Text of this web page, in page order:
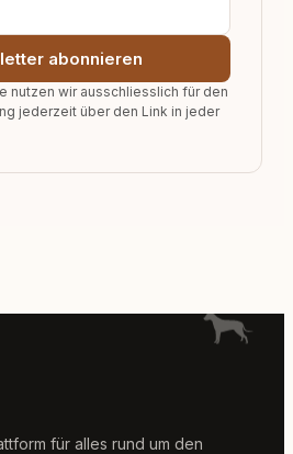
abonnieren
nutzen wir ausschliesslich für den
jederzeit über den Link in jeder
für alles rund um den